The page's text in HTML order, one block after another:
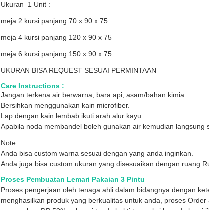
Ukuran 1 Unit :
meja 2 kursi panjang 70 x 90 x 75
meja 4 kursi panjang 120 x 90 x 75
meja 6 kursi panjang 150 x 90 x 75
UKURAN BISA REQUEST SESUAI PERMINTAAN
Care Instructions :
Jangan terkena air berwarna, bara api, asam/bahan kimia.
Bersihkan menggunakan kain microfiber.
Lap dengan kain lembab ikuti arah alur kayu.
Apabila noda membandel boleh gunakan air kemudian langsung
Note :
Anda bisa custom warna sesuai dengan yang anda inginkan.
Anda juga bisa custom ukuran yang disesuaikan dengan ruang
Proses Pembuatan Lemari Pakaian 3 Pintu
Proses pengerjaan oleh tenaga ahli dalam bidangnya dengan
menghasilkan produk yang berkualitas untuk anda, proses Order